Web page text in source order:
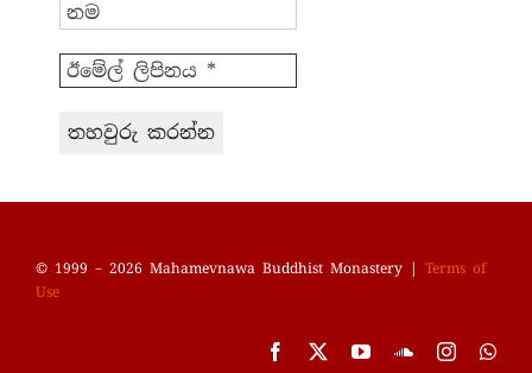
© 1999 – 2026 Mahamevnawa Buddhist Monastery | Terms of
Use